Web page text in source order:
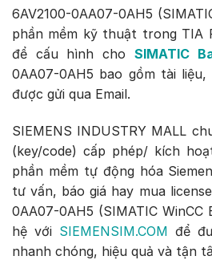
6AV2100-0AA07-0AH5
phần mềm kỹ thuật trong TIA
để cấu hình cho SIMATIC
0AA07-0AH5 bao gồm tài liệu,
được gửi qua Email.
SIEMENS INDUSTRY MALL
(key/code) cấp phép/ kích
phần mềm tự động hóa
tư vấn, báo giá hay mua
0AA07-0AH5 (SIMATIC WinCC
hệ với SIEMENSIM.COM để
nhanh chóng, hiệu quả và tận